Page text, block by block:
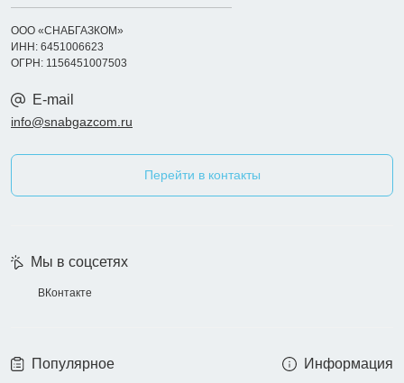
ООО «СНАБГАЗКОМ»
ИНН: 6451006623
ОГРН: 1156451007503
E-mail
info@snabgazcom.ru
Перейти в контакты
Популярное Информация
Мы в соцсетях
ВКонтакте